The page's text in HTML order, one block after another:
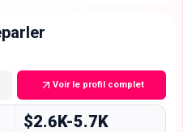
Voir le profil complet
$2.6K-5.7K